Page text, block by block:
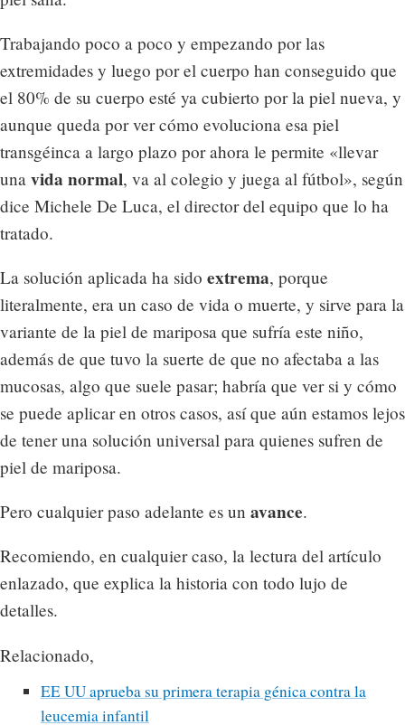
Trabajando poco a poco y empezando por las
extremidades y luego por el cuerpo han conseguido que
el 80% de su cuerpo esté ya cubierto por la piel nueva, y
aunque queda por ver cómo evoluciona esa piel
transgéinca a largo plazo por ahora le permite «llevar
una vida normal, va al colegio y juega al fútbol», según
dice Michele De Luca, el director del equipo que lo ha
tratado.
La solución aplicada ha sido extrema, porque
literalmente, era un caso de vida o muerte, y sirve para la
variante de la piel de mariposa que sufría este niño,
además de que tuvo la suerte de que no afectaba a las
mucosas, algo que suele pasar; habría que ver si y cómo
se puede aplicar en otros casos, así que aún estamos lejos
de tener una solución universal para quienes sufren de
piel de mariposa.
Pero cualquier paso adelante es un avance.
Recomiendo, en cualquier caso, la lectura del artículo
enlazado, que explica la historia con todo lujo de
detalles.
Relacionado,
EE UU aprueba su primera terapia génica contra la
leucemia infantil